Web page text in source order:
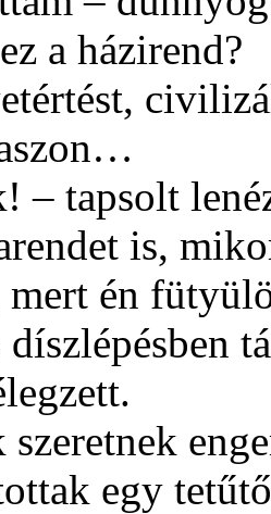
a házirend?
– tapsolt
is,
én
egy